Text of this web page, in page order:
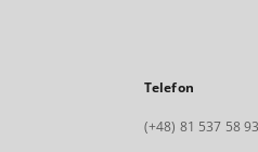
Telefon
(+48) 81 537 58 93